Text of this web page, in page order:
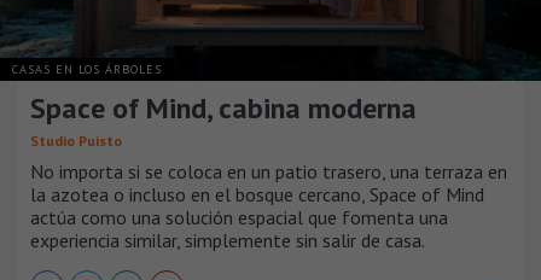
CASAS EN LOS ÁRBOLES
Space of Mind, cabina moderna
Studio Puisto
No importa si se coloca en un patio trasero, una terraza en
la azotea o incluso en el bosque cercano, Space of Mind
actúa como una solución espacial que fomenta una
experiencia similar, simplemente sin salir de casa.